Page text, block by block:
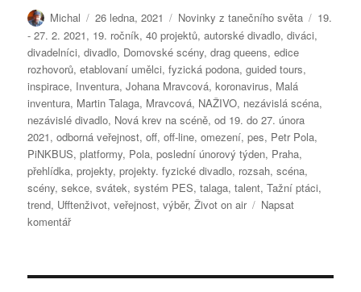
Autor:
Michal Publikováno:
26 ledna, 2021 Rubriky:
Novinky z tanečního světa Štítky:
19.
- 27. 2. 2021, 19. ročník,40 projektů,autorské divadlo,diváci,
divadelníci,divadlo, Domovské scény,drag queens,edice
rozhovorů,etablovaní umělci,fyzická podona,guided tours,
inspirace, Inventura,Johana Mravcová,koronavirus, Malá
inventura, Martin Talaga, Mravcová, NAŽIVO, nezávislá scéna,
nezávislé divadlo, Nová krev na scéně,od 19. do 27. února
2021,odborná veřejnost,off,off-line,omezení,pes, Petr Pola,
PiNKBUS,platformy, Pola,poslední únorový týden, Praha,
přehlídka,projekty,projekty. fyzické divadlo, rozsah,scéna,
scény,sekce,svátek,systém PES,talaga,talent,Tažní ptáci,
trend, Ufftenživot,veřejnost,výběr,Život on air
Napsat
komentářpro
názvem